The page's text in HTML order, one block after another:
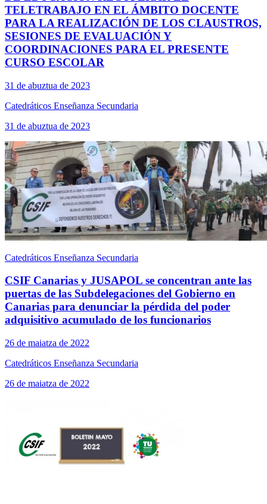
TELETRABAJO EN EL ÁMBITO DOCENTE
PARA LA REALIZACIÓN DE LOS CLAUSTROS,
SESIONES DE EVALUACIÓN Y
COORDINACIONES PARA EL PRESENTE
CURSO ESCOLAR
31 de abuztua de 2023
Catedráticos Enseñanza Secundaria
31 de abuztua de 2023
Catedráticos Enseñanza Secundaria
CSIF Canarias y JUSAPOL se concentran ante las
puertas de las Subdelegaciones del Gobierno en
Canarias para denunciar la pérdida del poder
adquisitivo acumulado de los funcionarios
26 de maiatza de 2022
Catedráticos Enseñanza Secundaria
26 de maiatza de 2022